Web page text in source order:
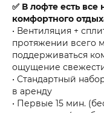
✅ В лофте есть
комфортного
• Вентиляция +
протяжении всего
поддерживаться
ощущение
• Стандартный
в аренду
• Первые 15 мин.